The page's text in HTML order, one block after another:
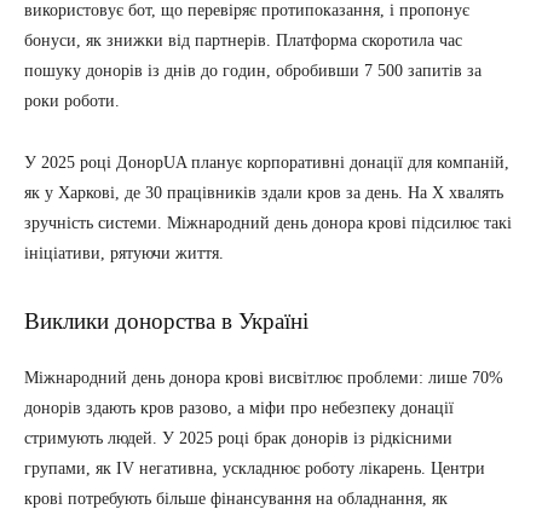
використовує бот, що перевіряє протипоказання, і пропонує
бонуси, як знижки від партнерів. Платформа скоротила час
пошуку донорів із днів до годин, обробивши 7 500 запитів за
роки роботи.
У 2025 році ДонорUA планує корпоративні донації для компаній,
як у Харкові, де 30 працівників здали кров за день. На X хвалять
зручність системи. Міжнародний день донора крові підсилює такі
ініціативи, рятуючи життя.
Виклики донорства в Україні
Міжнародний день донора крові висвітлює проблеми: лише 70%
донорів здають кров разово, а міфи про небезпеку донації
стримують людей. У 2025 році брак донорів із рідкісними
групами, як IV негативна, ускладнює роботу лікарень. Центри
крові потребують більше фінансування на обладнання, як